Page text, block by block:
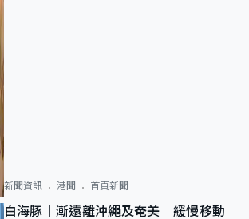
新聞資訊 港聞 首頁新聞
白海豚｜漸遠離沖繩及奄美 緩慢移動